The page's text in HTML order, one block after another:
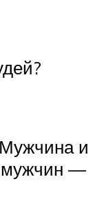
и
мужчин —